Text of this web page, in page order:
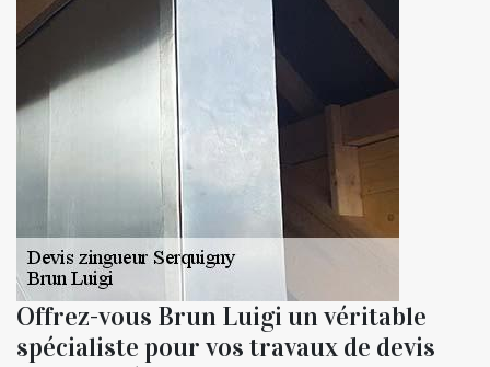
Offrez-vous Brun Luigi un véritable
spécialiste pour vos travaux de devis